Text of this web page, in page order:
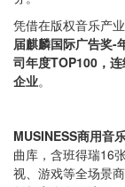
凭借在版权音乐产
届麒麟国际广告奖-
司年度TOP100，
企业。
MUSINESS商用音
曲库，含班得瑞16
视、游戏等全场景